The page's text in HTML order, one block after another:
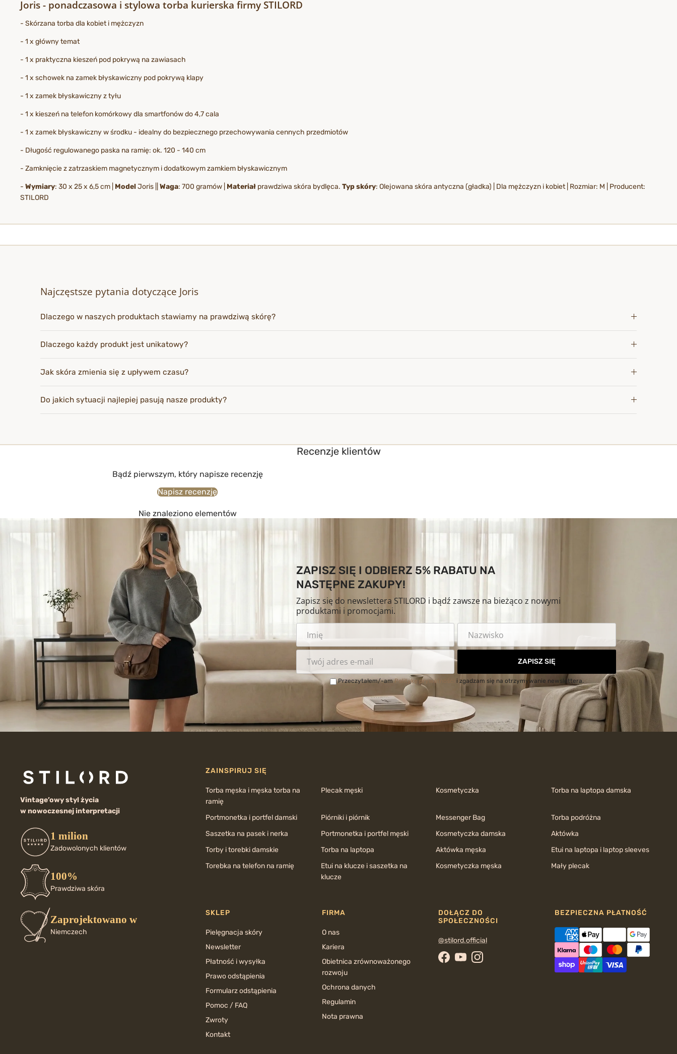
Joris - ponadczasowa i stylowa torba kurierska firmy STILORD
- Skórzana torba dla kobiet i mężczyzn
- 1 x główny temat
- 1 x praktyczna kieszeń pod pokrywą na zawiasach
- 1 x schowek na zamek błyskawiczny pod pokrywą klapy
- 1 x zamek błyskawiczny z tyłu
- 1 x kieszeń na telefon komórkowy dla smartfonów do 4,7 cala
- 1 x zamek błyskawiczny w środku - idealny do bezpiecznego przechowywania cennych przedmiotów
- Długość regulowanego paska na ramię: ok. 120 - 140 cm
- Zamknięcie z zatrzaskiem magnetycznym i dodatkowym zamkiem błyskawicznym
- Wymiary: 30 x 25 x 6,5 cm | ModelJoris || Waga: 700 gramów | Materiał prawdziwa skóra bydlęca. Typ skóry: Olejowana skóra antyczna (gładka) | Dla mężczyzn i kobiet | Rozmiar: M | Producent:
STILORD
Najczęstsze pytania dotyczące Joris
Dlaczego w naszych produktach stawiamy na prawdziwą skórę?
Dlaczego każdy produkt jest unikatowy?
Jak skóra zmienia się z upływem czasu?
Do jakich sytuacji najlepiej pasują nasze produkty?
Recenzje klientów
Bądź pierwszym, który napisze recenzję
Napisz recenzję
Nie znaleziono elementów
ZAPISZ SIĘ I ODBIERZ 5% RABATU NA
NASTĘPNE ZAKUPY!
Zapisz się do newslettera STILORD i bądź zawsze na bieżąco z nowymi
produktami i promocjami.
ZAPISZ SIĘ
Przeczytałem/-amPolitykę prywatności i zgadzam się na otrzymywanie newslettera.
Vintage’owy styl życia
w nowoczesnej interpretacji
1 milion
Zadowolonych klientów
100%
Prawdziwa skóra
Zaprojektowano w
Niemczech
ZAINSPIRUJ SIĘ
Torba męska i męska torba na
ramię
Plecak męski Kosmetyczka Torba na laptopa damska
Portmonetka i portfel damski Piórniki i piórnik Messenger Bag
Torba podróżna
Saszetka na pasek i nerka
Portmonetka i portfel męski Kosmetyczka damska
Aktówka
Torby i torebki damskie
Torba na laptopa Aktówka męska
Etui na laptopa i laptop sleeves
Torebka na telefon na ramię
Etui na klucze i saszetka na
klucze
Kosmetyczka męska Mały plecak
SKLEP
Pielęgnacja skóry
Newsletter
Płatność i wysyłka
Prawo odstąpienia
Formularz odstąpienia
Pomoc / FAQ
Zwroty
Kontakt
FIRMA
O nas
Kariera
Obietnica zrównoważonego
rozwoju
Ochrona danych
Regulamin
Nota prawna
DOŁĄCZ DO
SPOŁECZNOŚCI
@stilord.official
Facebook
YouTubeInstagram
BEZPIECZNA PŁATNOŚĆ